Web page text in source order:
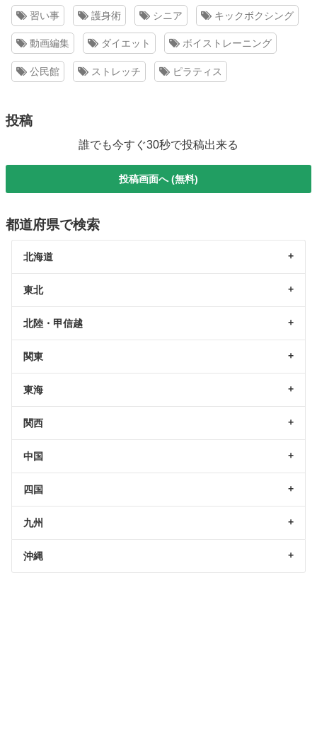
習い事 護身術 シニア キックボクシング
動画編集 ダイエット ボイストレーニング
公民館 ストレッチ ピラティス
投稿
誰でも今すぐ30秒で投稿出来る
投稿画面へ (無料)
都道府県で検索
北海道
東北
北陸・甲信越
関東
東海
関西
中国
四国
九州
沖縄